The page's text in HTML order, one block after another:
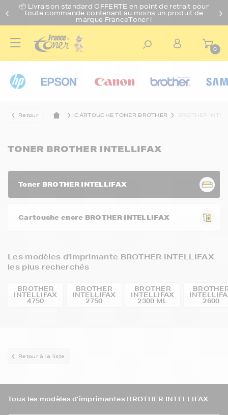
📦 Livraison standard OFFERTE en point de retrait pour
toute commande contenant au moins un produit de
marque FranceToner !
0
Retour CARTOUCHE TONER BROTHER BROTHER
TONER BROTHER INTELLIFAX
Toner BROTHER INTELLIFAX
Cartouche encre BROTHER INTELLIFAX
Les modèles d'imprimante BROTHER INTELLIFAX
les plus recherchés
BROTHER
INTELLIFAX
4750
BROTHER
INTELLIFAX
2750
BROTHER
INTELLIFAX
2300 ML 2600
Retour à la liste
Tous les modèles d'imprimantes BROTHER INTELLIFAX